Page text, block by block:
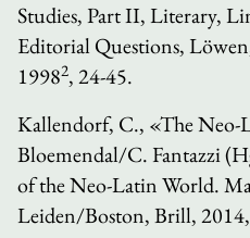
Studies, Part II,Literary,
Editorial Questions,
19982, 24-45.
Kallendorf, C., «The Neo-
Bloemendal/C. Fantazzi
of the Neo-Latin World.
Leiden/Boston, Brill,